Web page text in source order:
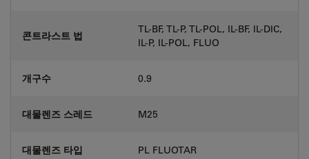
콘트라스트 법
TL-BF, TL-P, TL-POL, IL-BF, IL-DIC,
IL-P, IL-POL, FLUO
개구수 0.9
대물렌즈 스레드 M25
대물렌즈 타입 PL FLUOTAR